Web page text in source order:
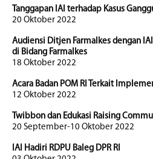
Tanggapan IAI terhadap Kasus
20 Oktober 2022
Audiensi Ditjen Farmalkes dengan
di Bidang Farmalkes
18 Oktober 2022
Acara Badan POM RI Terkait
12 Oktober 2022
Twibbon dan Edukasi Raising
20 September-10 Oktober 2022
IAI Hadiri RDPU Baleg DPR RI